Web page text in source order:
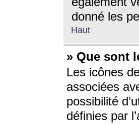
donné les
Haut
» Que sont
Les icônes
associées
possibilité
définies par